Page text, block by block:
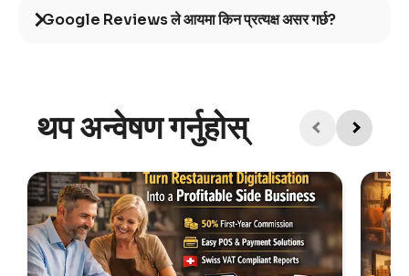
Google Reviews ले आयमा किन प्रत्यक्ष असर गर्छ?
थप अन्वेषण गर्नुहोस्